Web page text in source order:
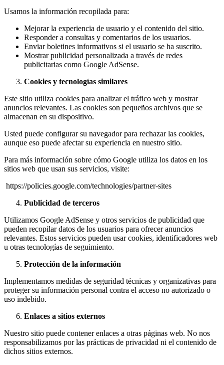
Usamos la información recopilada para:
Mejorar la experiencia de usuario y el contenido del sitio.
Responder a consultas y comentarios de los usuarios.
Enviar boletines informativos si el usuario se ha suscrito.
Mostrar publicidad personalizada a través de redes
publicitarias como Google AdSense.
Cookies y tecnologías similares
Este sitio utiliza cookies para analizar el tráfico web y mostrar
anuncios relevantes. Las cookies son pequeños archivos que se
almacenan en su dispositivo.
Usted puede configurar su navegador para rechazar las cookies,
aunque eso puede afectar su experiencia en nuestro sitio.
Para más información sobre cómo Google utiliza los datos en los
sitios web que usan sus servicios, visite:
https://policies.google.com/technologies/partner-sites
Publicidad de terceros
Utilizamos Google AdSense y otros servicios de publicidad que
pueden recopilar datos de los usuarios para ofrecer anuncios
relevantes. Estos servicios pueden usar cookies, identificadores web
u otras tecnologías de seguimiento.
Protección de la información
Implementamos medidas de seguridad técnicas y organizativas para
proteger su información personal contra el acceso no autorizado o
uso indebido.
Enlaces a sitios externos
Nuestro sitio puede contener enlaces a otras páginas web. No nos
responsabilizamos por las prácticas de privacidad ni el contenido de
dichos sitios externos.